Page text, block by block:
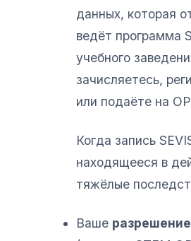
данных, которая
ведёт программа
учебного
зачисляетесь,
или подаёте на
Когда запись
находящееся в
тяжёлые
Ваше